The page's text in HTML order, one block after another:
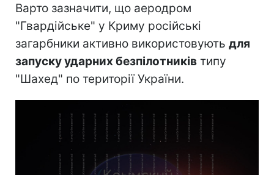
Варто зазначити, що аеродром
"Гвардійське" у Криму російські
загарбники активно використовують для
запуску ударних безпілотників типу
"Шахед" по території України.